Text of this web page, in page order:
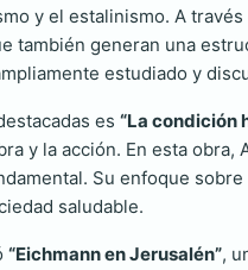
y el estalinismo. A
también generan una
estudiado y
es “La condición
y la acción. En esta
Su enfoque
saludable.
“Eichmann en Jerusalén”,